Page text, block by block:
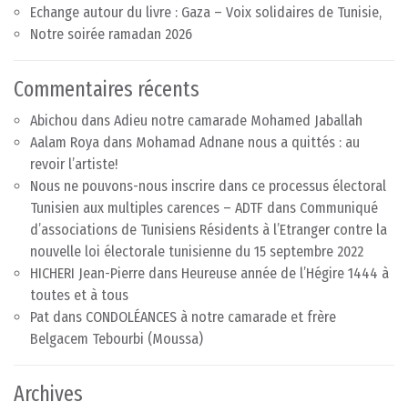
Echange autour du livre : Gaza – Voix solidaires de Tunisie,
Notre soirée ramadan 2026
Commentaires récents
Abichou dans Adieu notre camarade Mohamed Jaballah
Aalam Roya dans Mohamad Adnane nous a quittés : au
revoir l’artiste!
Nous ne pouvons-nous inscrire dans ce processus électoral
Tunisien aux multiples carences – ADTF dans Communiqué
d’associations de Tunisiens Résidents à l’Etranger contre la
nouvelle loi électorale tunisienne du 15 septembre 2022
HICHERI Jean-Pierre dans Heureuse année de l’Hégire 1444 à
toutes et à tous
Pat dans CONDOLÉANCES à notre camarade et frère
Belgacem Tebourbi (Moussa)
Archives